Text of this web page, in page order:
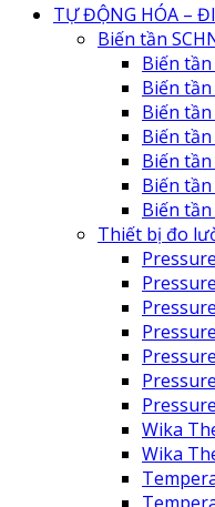
TỰ ĐỘNG HÓA –
Biến tần
Biến tần
Biến tần
Biến tần
Biến
Biến
Biến tần
Biến tần
Thiết bị đo
Wika
Wika